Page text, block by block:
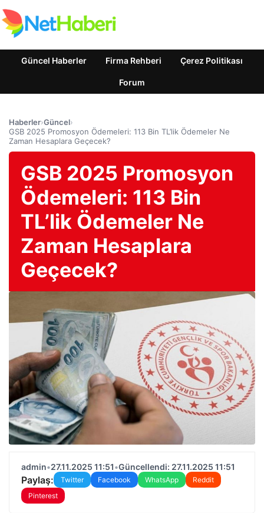
Güncel Haberler Firma Rehberi Çerez Politikası
Forum
Haberler›Güncel›
GSB 2025 Promosyon Ödemeleri: 113 Bin TL’lik Ödemeler Ne
Zaman Hesaplara Geçecek?
GSB 2025 Promosyon
Ödemeleri: 113 Bin
TL’lik Ödemeler Ne
Zaman Hesaplara
Geçecek?
admin•27.11.2025 11:51•Güncellendi: 27.11.2025 11:51
Paylaş: Twitter Facebook WhatsApp
Reddit
Pinterest